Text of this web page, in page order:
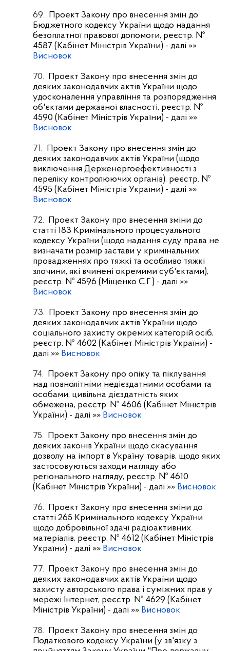
69.
Проект Закону про внесення змін до
Бюджетного кодексу України щодо надання
безоплатної правової допомоги, реєстр. №
4587 (Кабінет Міністрів України) - далі »»
Висновок
70.
Проект Закону про внесення змін до
деяких законодавчих актів України щодо
удосконалення управління та розпорядження
об'єктами державної власності, реєстр. №
4590 (Кабінет Міністрів України) - далі »»
Висновок
71.
Проект Закону про внесення змін до
деяких законодавчих актів України (щодо
виключення Держенергоефективності з
переліку контролюючих органів), реєстр. №
4595 (Кабінет Міністрів України) - далі »»
Висновок
72.
Проект Закону про внесення зміни до
статті 183 Кримінального процесуального
кодексу України (щодо надання суду права не
визначати розмір застави у кримінальних
провадженнях про тяжкі та особливо тяжкі
злочини, які вчинені окремими суб'єктами),
реєстр. № 4596 (Міщенко С.Г.) - далі »»
Висновок
73.
Проект Закону про внесення змін до
деяких законодавчих актів України щодо
соціального захисту окремих категорій осіб,
реєстр. № 4602 (Кабінет Міністрів України) -
далі »» Висновок
74.
Проект Закону про опіку та піклування
над повнолітніми недієздатними особами та
особами, цивільна дієздатність яких
обмежена, реєстр. № 4606 (Кабінет Міністрів
України) - далі »» Висновок
75.
Проект Закону про внесення змін до
деяких законів України щодо скасування
дозволу на імпорт в Україну товарів, щодо яких
застосовуються заходи нагляду або
регіонального нагляду, реєстр. № 4610
(Кабінет Міністрів України) - далі »» Висновок
76.
Проект Закону про внесення зміни до
статті 265 Кримінального кодексу України
щодо добровільної здачі радіоактивних
матеріалів, реєстр. № 4612 (Кабінет Міністрів
України) - далі »» Висновок
77.
Проект Закону про внесення змін до
деяких законодавчих актів України щодо
захисту авторського права і суміжних прав у
мережі Інтернет, реєстр. № 4629 (Кабінет
Міністрів України) - далі »» Висновок
78.
Проект Закону про внесення змін до
Податкового кодексу України (у зв'язку з